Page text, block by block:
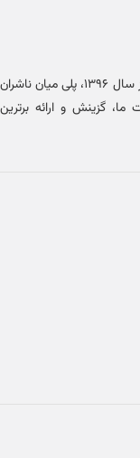
خانه کتاب طاها، مرجع تخصصی آثار علوم انسانی. ما از سال ۱۳۹۶، پلی میان ناشران
گزینش و ارائه برترین